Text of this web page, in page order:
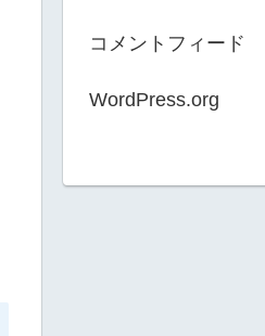
コメントフィード
WordPress.org